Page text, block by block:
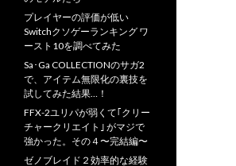
プレイヤーの評価が低い
Switchクソゲーランキング ワ
ースト10を調べてみた
Sa･Ga COLLECTIONのサガ2
で、アイテム無限化の裏技を
試してみた結果…！
FFX-2ユリパが弱くて｢クリー
チャークリエイト｣ がマジで
強かった。その４〜完結編〜
ゼノブレイド２効率的な経験